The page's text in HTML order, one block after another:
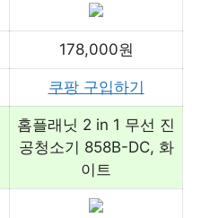
178,000원
쿠팡 구입하기
홈플래닛 2 in 1 무선 진
공청소기 858B-DC, 화
이트